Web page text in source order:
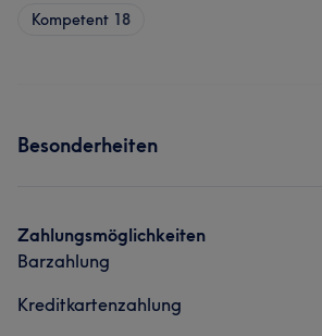
Kompetent 18
Besonderheiten
Zahlungsmöglichkeiten
Barzahlung
Kreditkartenzahlung